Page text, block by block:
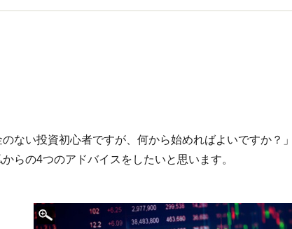
のない投資初心者ですが、何から始めればよいですか？
からの4つのアドバイスをしたいと思います。